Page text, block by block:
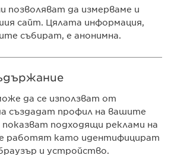
Ewopharma Ltd
ми декември“ № 13
КОНТАКТ
+359 2 962 12 00
info@ewopharma.bg
1 година
Съхранява състоянието
бисквитките на
потребителите.
позволяват да измерваме и
сайт. Цялата информация,
събират, е анонимна.
1 day
Generates statistical data.
да се използват от
създадат профил на вашите
показват подходящи реклами на
работят като идентифицират
и устройство.